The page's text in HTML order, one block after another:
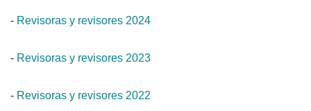
- Revisoras y revisores 2024
- Revisoras y revisores 2023
- Revisoras y revisores 2022